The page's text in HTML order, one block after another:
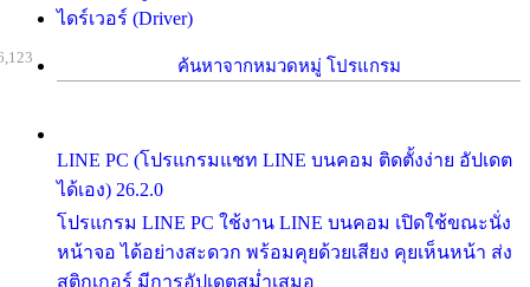
ไดร์เวอร์ (Driver)
ค้นหาจากหมวดหมู่ โปรแกรม
LINE PC (โปรแกรมแชท LINE บนคอม ติดตั้งง่าย อัปเดต
ได้เอง) 26.2.0
โปรแกรม LINE PC ใช้งาน LINE บนคอม เปิดใช้ขณะนั่ง
หน้าจอ ได้อย่างสะดวก พร้อมคุยด้วยเสียง คุยเห็นหน้า ส่ง
สติกเกอร์ มีการอัปเดตสม่ำเสมอ